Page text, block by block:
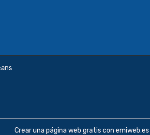
Crear una página web gratis con